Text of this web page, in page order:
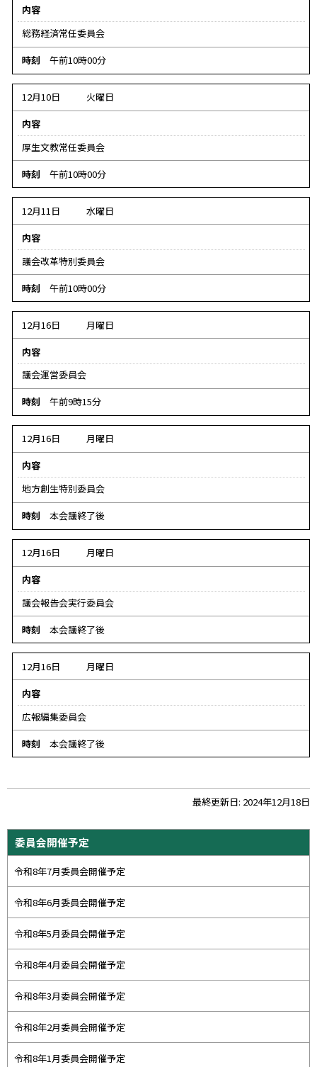
内容
総務経済常任委員会
時刻
午前10時00分
12月10日
火曜日
内容
厚生文教常任委員会
時刻
午前10時00分
12月11日
水曜日
内容
議会改革特別委員会
時刻
午前10時00分
12月16日
月曜日
内容
議会運営委員会
時刻
午前9時15分
12月16日
月曜日
内容
地方創生特別委員会
時刻
本会議終了後
12月16日
月曜日
内容
議会報告会実行委員会
時刻
本会議終了後
12月16日
月曜日
内容
広報編集委員会
時刻
本会議終了後
プ
に
戻
最終更新日: 2024年12月18日
サ
イ
ド
メ
ニ
ュ
ー
委員会開催予定
令和8年7月委員会開催予定
令和8年6月委員会開催予定
令和8年5月委員会開催予定
令和8年4月委員会開催予定
令和8年3月委員会開催予定
令和8年2月委員会開催予定
令和8年1月委員会開催予定